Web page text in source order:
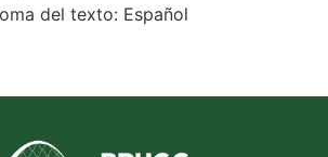
del texto: Español